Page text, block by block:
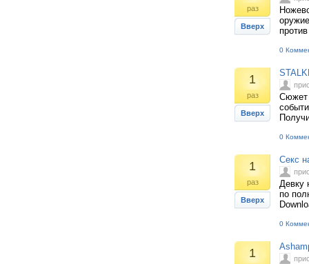
раз
Вверх
0
1
раз
Вверх
Сюжет
0
1
раз
Вверх
Секс
Девку
по
0
1